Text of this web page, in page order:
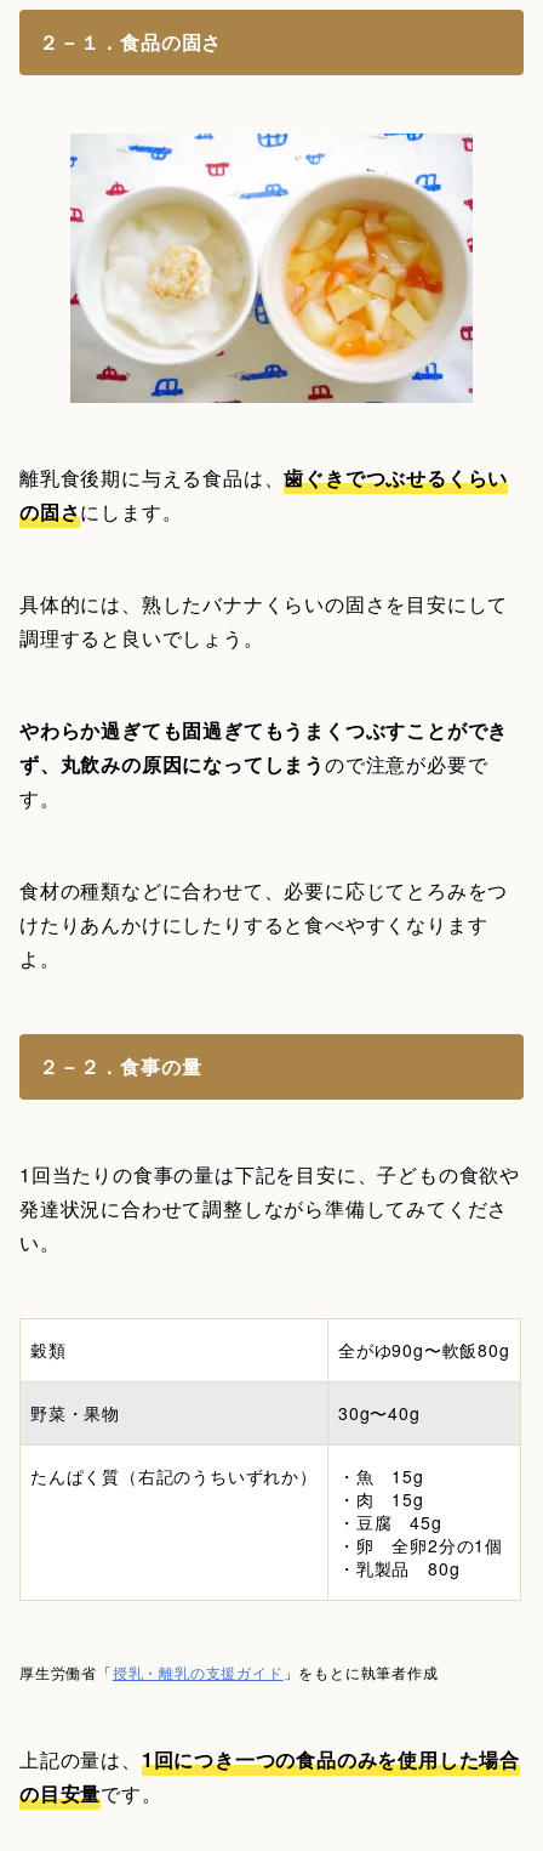
２－１．食品の固さ
離乳食後期に与える食品は、歯ぐきでつぶせるくらい
の固さにします。
具体的には、熟したバナナくらいの固さを目安にして
調理すると良いでしょう。
やわらか過ぎても固過ぎてもうまくつぶすことができ
ず、丸飲みの原因になってしまうので注意が必要で
す。
食材の種類などに合わせて、必要に応じてとろみをつ
けたりあんかけにしたりすると食べやすくなります
よ。
２－２．食事の量
1回当たりの食事の量は下記を目安に、子どもの食欲や
発達状況に合わせて調整しながら準備してみてくださ
い。
穀類 全がゆ90g〜軟飯80g
野菜・果物 30g〜40g
たんぱく質（右記のうちいずれか）
・魚 15g
・肉 15g
・豆腐 45g
・卵 全卵2分の1個
・乳製品 80g
厚生労働省「授乳・離乳の支援ガイド 」をもとに執筆者作成
上記の量は、 1回につき一つの食品のみを使用した場合
の目安量です。